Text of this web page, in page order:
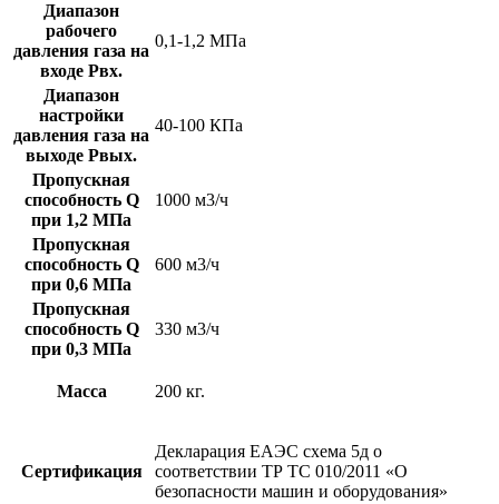
Диапазон
рабочего
давления газа на
входе Рвх.
0,1-1,2 МПа
Диапазон
настройки
давления газа на
выходе Рвых.
40-100 КПа
Пропускная
способность Q
при 1,2 МПа
1000 м3/ч
Пропускная
способность Q
при 0,6 МПа
600 м3/ч
Пропускная
способность Q
при 0,3 МПа
330 м3/ч
Масса 200 кг.
Сертификация
Декларация ЕАЭС схема 5д о
соответствии ТР ТС 010/2011 «О
безопасности машин и оборудования»